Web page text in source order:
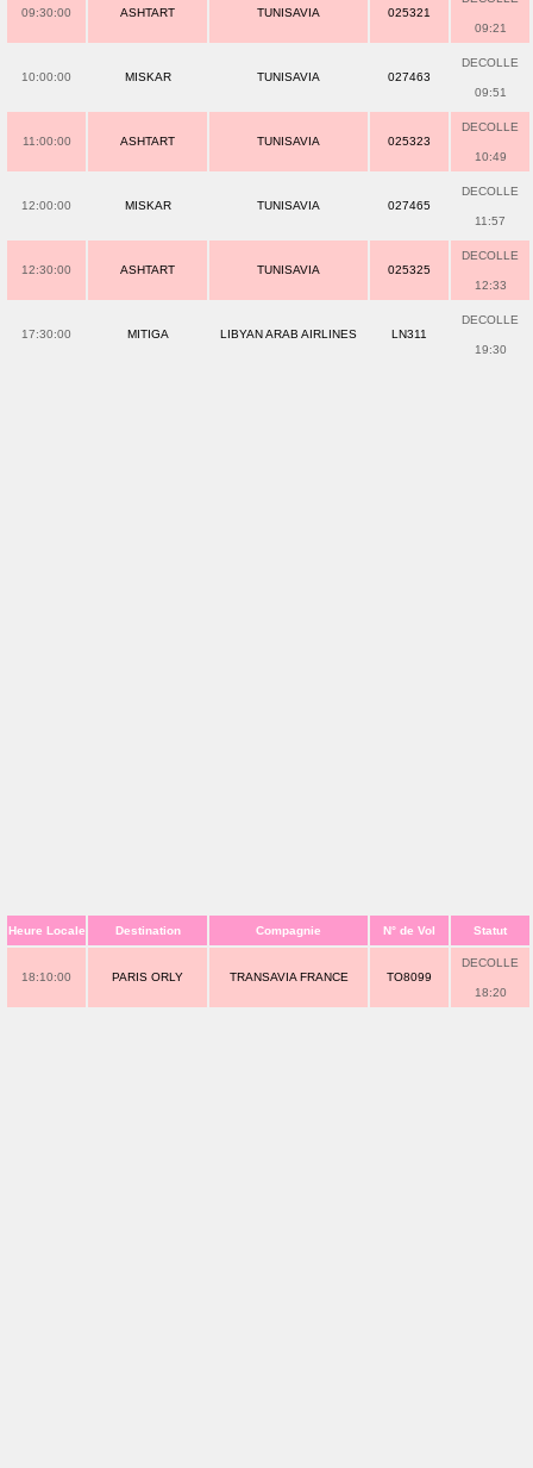
09:30:00 ASHTART TUNISAVIA 025321
09:21
10:00:00 MISKAR TUNISAVIA 027463
DECOLLE
09:51
11:00:00 ASHTART TUNISAVIA 025323
DECOLLE
10:49
12:00:00 MISKAR TUNISAVIA 027465
DECOLLE
11:57
12:30:00 ASHTART TUNISAVIA 025325
DECOLLE
12:33
17:30:00 MITIGA LIBYAN ARAB AIRLINES LN311
DECOLLE
19:30
Heure Locale Destination Compagnie N° de Vol Statut
18:10:00 PARIS ORLY TRANSAVIA FRANCE TO8099
DECOLLE
18:20